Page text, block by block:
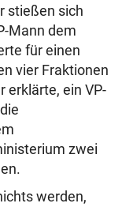
stießen sich
Mann dem
für einen
vier Fraktionen
erklärte, ein VP-
zwei
werden,